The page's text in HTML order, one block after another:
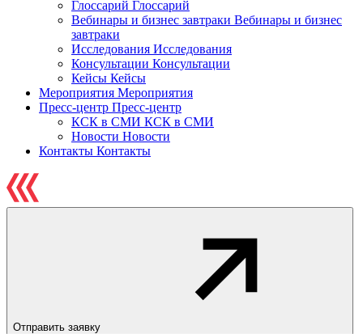
Глоссарий Глоссарий
Вебинары и бизнес завтраки Вебинары и бизнес
завтраки
Исследования Исследования
Консультации Консультации
Кейсы Кейсы
Мероприятия Мероприятия
Пресс-центр Пресс-центр
КСК в СМИ КСК в СМИ
Новости Новости
Контакты Контакты
Отправить заявку